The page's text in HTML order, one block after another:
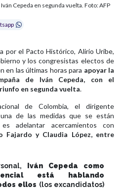
Cepeda en segunda vuelta. Foto: AFP
por el Pacto Histórico, Alirio Uribe,
y los congresistas electos de
en las últimas horas para apoyar la
de Iván Cepeda, con el
en segunda vuelta.
de Colombia, el dirigente
de las medidas que se están
adelantar acercamientos con
Fajardo y Claudia López, entre
Iván Cepeda como
está hablando
ellos (los excandidatos)